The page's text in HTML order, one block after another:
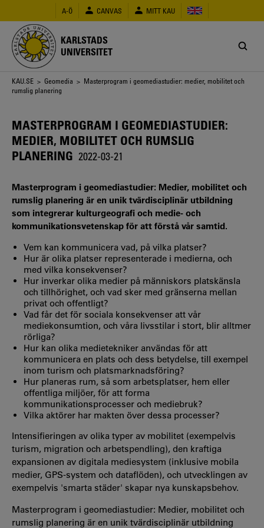
huvudinnehåll
A-Ö CANVAS MITT KAU
KARLSTADS
UNIVERSITET
Länkstig
KAU.SE > Geomedia > Masterprogram i geomediastudier: medier, mobilitet och
rumslig planering
MASTERPROGRAM I GEOMEDIASTUDIER:
MEDIER, MOBILITET OCH RUMSLIG
PLANERING 2022-03-21
Masterprogram i geomediastudier: Medier, mobilitet och
rumslig planering är en unik tvärdisciplinär utbildning
som integrerar kulturgeografi och medie- och
kommunikationsvetenskap för att förstå vår samtid.
Vem kan kommunicera vad, på vilka platser?
Hur är olika platser representerade i medierna, och
med vilka konsekvenser?
Hur inverkar olika medier på människors platskänsla
och tillhörighet, och vad sker med gränserna mellan
privat och offentligt?
Vad får det för sociala konsekvenser att vår
mediekonsumtion, och våra livsstilar i stort, blir alltmer
rörliga?
Hur kan olika medietekniker användas för att
kommunicera en plats och dess betydelse, till exempel
inom turism och platsmarknadsföring?
Hur planeras rum, så som arbetsplatser, hem eller
offentliga miljöer, för att forma
kommunikationsprocesser och mediebruk?
Vilka aktörer har makten över dessa processer?
Intensifieringen av olika typer av mobilitet (exempelvis
turism, migration och arbetspendling), den kraftiga
expansionen av digitala mediesystem (inklusive mobila
medier, GPS-system och dataflöden), och utvecklingen av
exempelvis 'smarta städer' skapar nya kunskapsbehov.
Masterprogram i geomediastudier: Medier, mobilitet och
rumslig planering är en unik tvärdisciplinär utbildning